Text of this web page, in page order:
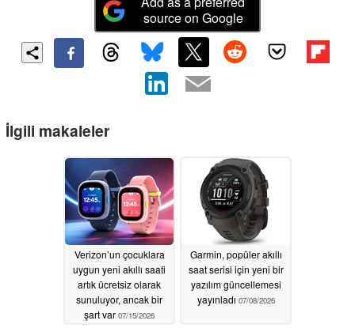
source on Google
İlgili makaleler
Verizon’un çocuklara
uygun yeni akıllı saati
artık ücretsiz olarak
sunuluyor, ancak bir
şart var 07/15/2026
Garmin, popüler akıllı
saat serisi için yeni bir
yazılım güncellemesi
yayınladı 07/08/2026